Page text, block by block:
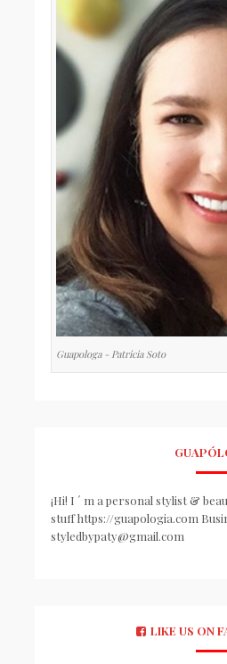
Guapologa - Patricia Soto
¡Hi! I ´ m a personal stylist &
stuff https://guapologia.com
styledbypaty@gmail.com
LIKE US ON